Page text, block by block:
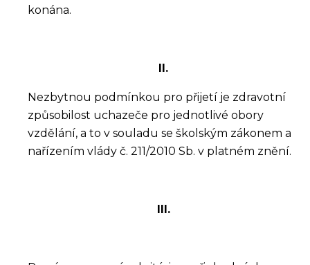
konána.
II.
Nezbytnou podmínkou pro přijetí je zdravotní
způsobilost uchazeče pro jednotlivé obory
vzdělání, a to v souladu se školským zákonem a
nařízením vlády č. 211/2010 Sb. v platném znění.
III.